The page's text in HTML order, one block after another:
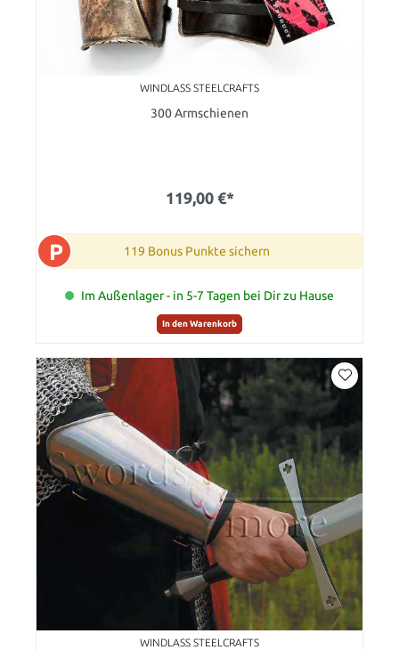
WINDLASS STEELCRAFTS
300 Armschienen
119,00 €*
P 119 Bonus Punkte sichern
Im Außenlager - in 5-7 Tagen bei Dir zu Hause
In den Warenkorb
WINDLASS STEELCRAFTS